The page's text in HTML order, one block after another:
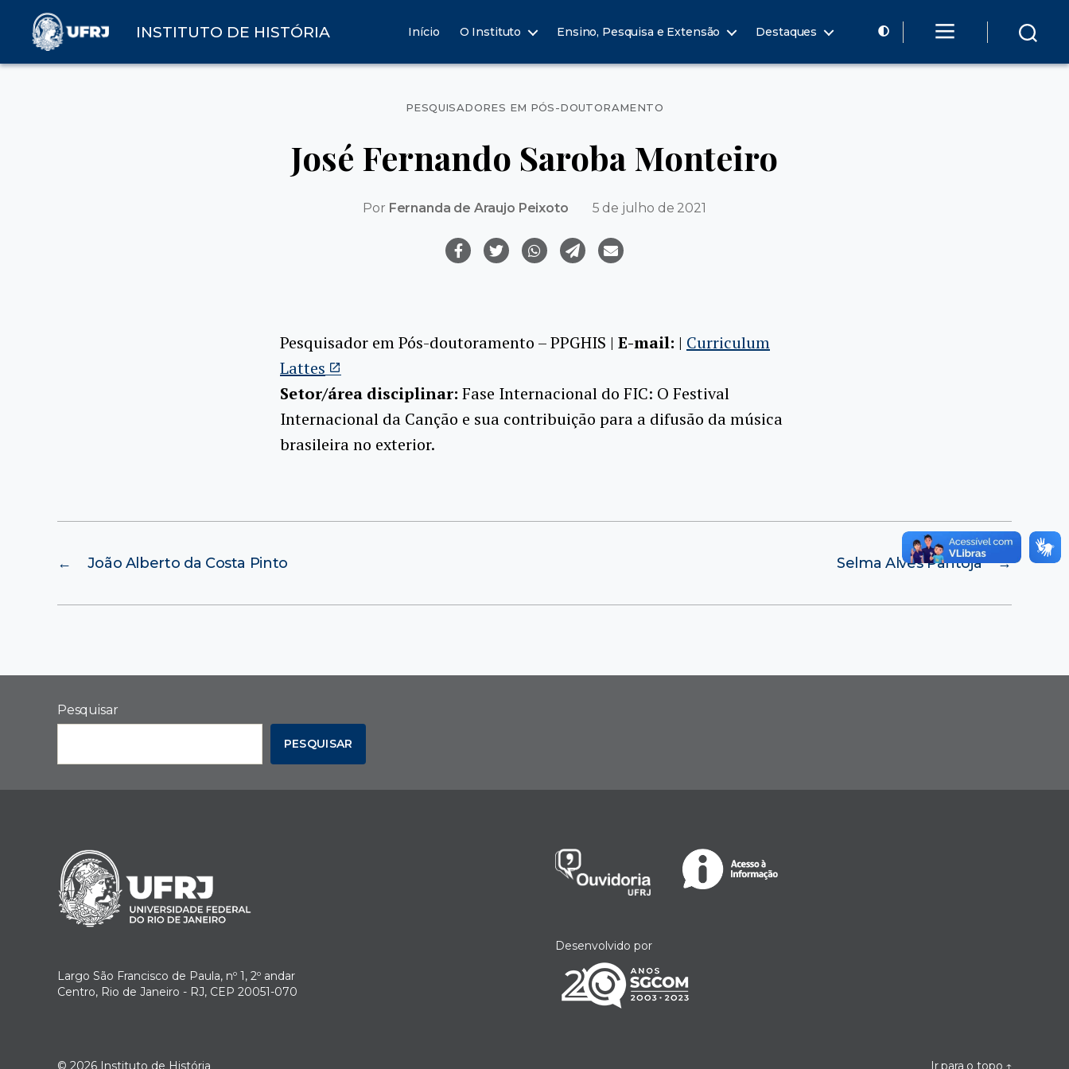
INSTITUTO DE HISTÓRIA Início O Instituto Ensino, Pesquisa e Extensão Destaques
Categorias
PESQUISADORES EM PÓS-DOUTORAMENTO
José Fernando Saroba Monteiro
Por Fernanda de Araujo Peixoto 5 de julho de 2021
Pesquisador em Pós-doutoramento – PPGHIS | E-mail: | Curriculum
Lattes
Setor/área disciplinar: Fase Internacional do FIC: O Festival
Internacional da Canção e sua contribuição para a difusão da música
brasileira no exterior.
← João Alberto da Costa Pinto →
Selma Alves Pantoja
Pesquisar
PESQUISAR
Largo São Francisco de Paula, nº 1, 2º andar
Centro, Rio de Janeiro - RJ, CEP 20051-070
Desenvolvido por